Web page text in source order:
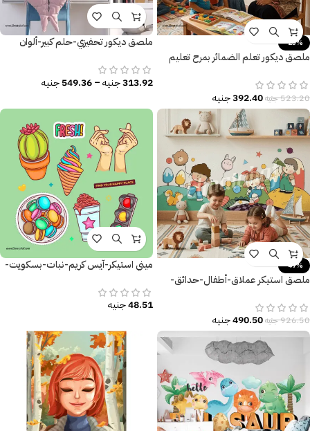
-25%
ملصق ديكور تعلم الضمائر بمرح تعليم
523.20جنيه392.40جنيه
ملصق ديكور تحفيزي-حلم كبير-ألوان
313.92جنيه–
549.36جنيه
-47%
ملصق استيكر عملاق-أطفال-حدائق-
926.50جنيه490.50جنيه
ميني استيكر-آيس كريم-نبات-بسكويت-
48.51جنيه